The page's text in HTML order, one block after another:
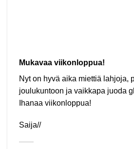
Mukavaa viikonloppua!
Nyt on hyvä aika miettiä lahjoja,
joulukuntoon ja vaikkapa juoda
Ihanaa viikonloppua!
Saija//